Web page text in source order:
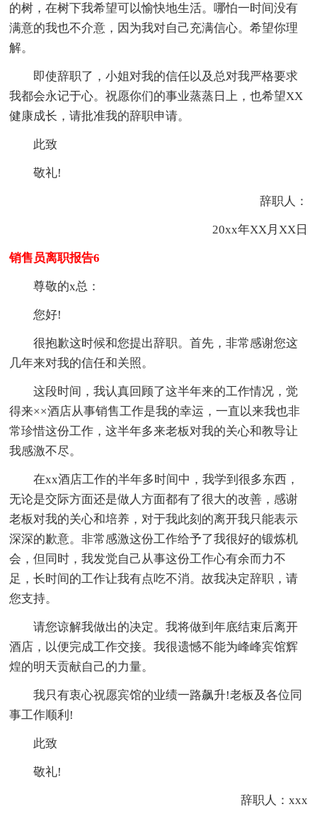
的树，在树下我希望可以愉快地生活。哪怕一时间没有
满意的我也不介意，因为我对自己充满信心。希望你理
解。
即使辞职了，小姐对我的信任以及总对我严格要求
我都会永记于心。祝愿你们的事业蒸蒸日上，也希望XX
健康成长，请批准我的辞职申请。
此致
敬礼!
辞职人：
20xx年XX月XX日
销售员离职报告6
尊敬的x总：
您好!
很抱歉这时候和您提出辞职。首先，非常感谢您这
几年来对我的信任和关照。
这段时间，我认真回顾了这半年来的工作情况，觉
得来××酒店从事销售工作是我的幸运，一直以来我也非
常珍惜这份工作，这半年多来老板对我的关心和教导让
我感激不尽。
在xx酒店工作的半年多时间中，我学到很多东西，
无论是交际方面还是做人方面都有了很大的改善，感谢
老板对我的关心和培养，对于我此刻的离开我只能表示
深深的歉意。非常感激这份工作给予了我很好的锻炼机
会，但同时，我发觉自己从事这份工作心有余而力不
足，长时间的工作让我有点吃不消。故我决定辞职，请
您支持。
请您谅解我做出的决定。我将做到年底结束后离开
酒店，以便完成工作交接。我很遗憾不能为峰峰宾馆辉
煌的明天贡献自己的力量。
我只有衷心祝愿宾馆的业绩一路飙升!老板及各位同
事工作顺利!
此致
敬礼!
辞职人：xxx